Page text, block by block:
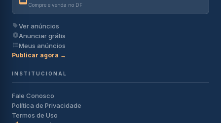
Compre e venda no DF
Ver anúncios
Anunciar grátis
Meus anúncios
Publicar agora →
INSTITUCIONAL
Fale Conosco
Política de Privacidade
Termos de Uso